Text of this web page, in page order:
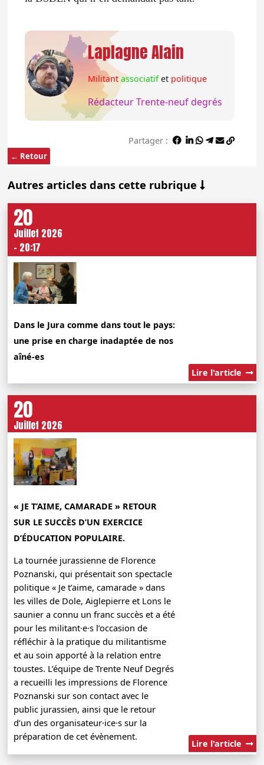
← Retour
Laplagne Alain
Militant associatifetpolitique
Rédacteur Trente-neuf degrés
Partager :
Autres articles dans cette rubrique
20
Juillet 2026
- 20:17
Dans le Jura comme dans tout le pays:
une prise en charge inadaptée de nos
aîné-es
Lire l'article
20
Juillet 2026
« JE T’AIME, CAMARADE » RETOUR
SUR LE SUCCÈS D’UN EXERCICE
D’ÉDUCATION POPULAIRE.
La tournée jurassienne de Florence
Poznanski, qui présentait son spectacle
politique « Je t’aime, camarade » dans
les villes de Dole, Aiglepierre et Lons le
saunier a connu un franc succès et a été
pour les militant·e·s l’occasion de
réfléchir à la pratique du militantisme
et au soin apporté à la relation entre
toustes. L’équipe de Trente Neuf Degrés
a recueilli les impressions de Florence
Poznanski sur son contact avec le
public jurassien, ainsi que le retour
d’un des organisateur·ice·s sur la
préparation de cet évènement.
Lire l'article